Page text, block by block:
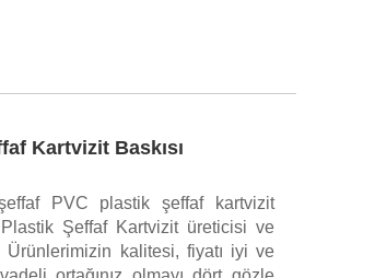
Kartvizit Baskısı
PVC plastik şeffaf kartvizit
Şeffaf Kartvizit üreticisi ve
Ürünlerimizin kalitesi, fiyatı iyi ve